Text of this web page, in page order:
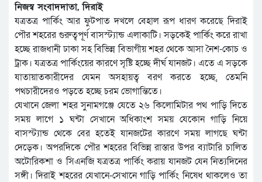
নিজস্ব সংবাদদাতা, দিরাই
যত্রতত্র পার্কিং আর ফুটপাত দখলে বেহাল রূপ ধারণ করেছে দিরাই
পৌর শহরের গুরুত্বপূর্ণ বাসস্ট্যান্ড এলাকাটি। সড়কেই পার্কিং করে রাখা
হচ্ছে রাজধানী ঢাকা সহ বিভিন্ন বিভাগীয় শহর থেকে আসা নৈশ-কোচ ও
ট্রাক। যত্রতত্র পার্কিংয়ের কারণে সৃষ্টি হচ্ছে দীর্ঘ যানজট। এতে এ সড়কে
যাতায়াতকারীদের যেমন অসহায়ত্ব বরণ করতে হচ্ছে, তেমনি
পথচারীদেরও পড়তে হচ্ছে চরম ভোগান্তিতে।
যেখানে জেলা শহর সুনামগঞ্জে যেতে ২৬ কিলোমিটার পথ পাড়ি দিতে
সময় লাগে ১ ঘন্টা সেখানে অধিকাংশ সময় যেকোন গাড়ি নিয়ে
বাসস্ট্যান্ড থেকে বের হতেই যানজটের কারণে সময় লাগছে ঘন্টা
দেড়েক। অপরদিকে পৌর শহরের বিভিন্ন রাস্তার উপর ব্যাটারি চালিত
অটোরিকশা ও সিএনজি যত্রতত্র পার্কিং করায় যানজট যেন নিত্যদিনের
সঙ্গী। দিরাই শহরের যেখানে-সেখানে গাড়ি পার্কিং নিষেধ থাকলেও তা